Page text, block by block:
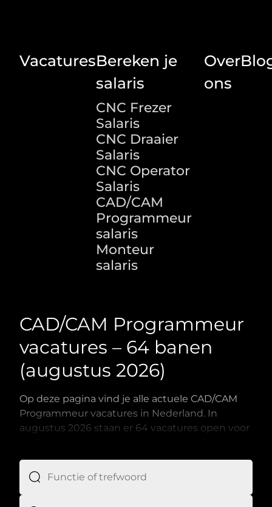
VacaturesBereken je
salaris
CNC Frezer
Salaris
CNC Draaier
Salaris
CNC Operator
Salaris
CAD/CAM
Programmeur
salaris
Monteur
salaris
Over
ons
CAD/CAM Programmeur
vacatures – 64 banen
(augustus 2026)
Op deze pagina vind je alle actuele CAD/CAM
Programmeur vacatures in Nederland. In
augustus 2026 staan er 64 vacatures open voor
programmeur, CAD/CAM specialist, CNC
programmeur, CAM engineer of Programmeur
verspaning. Werkgevers zoeken ervaren
specialisten in Fanuc- en Heidenhain-